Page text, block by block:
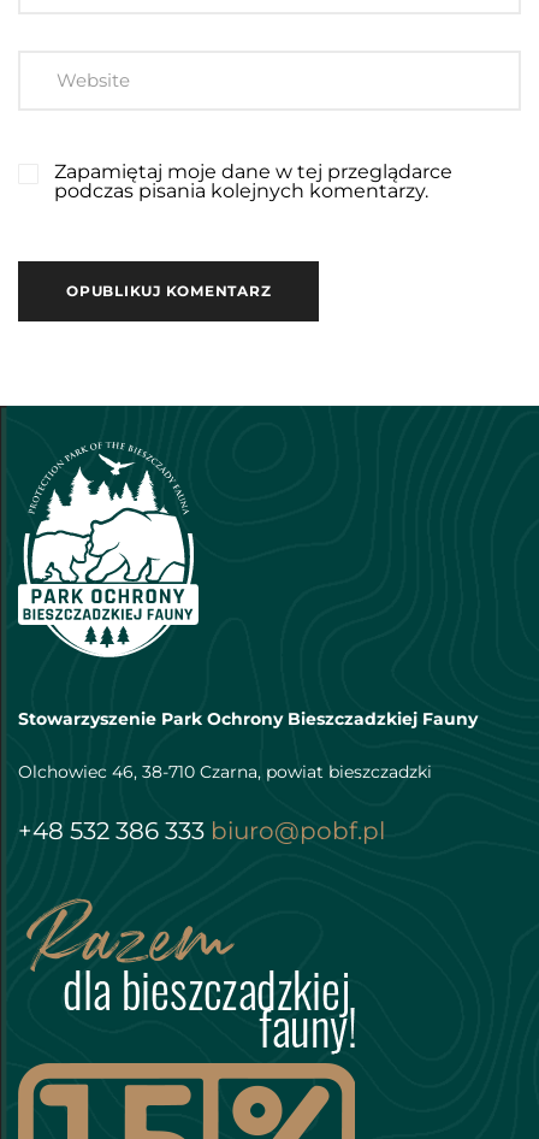
Zapamiętaj moje dane w tej przeglądarce
podczas pisania kolejnych komentarzy.
Stowarzyszenie Park Ochrony Bieszczadzkiej Fauny
Olchowiec 46, 38-710 Czarna, powiat bieszczadzki
+48 532 386 333 biuro@pobf.pl